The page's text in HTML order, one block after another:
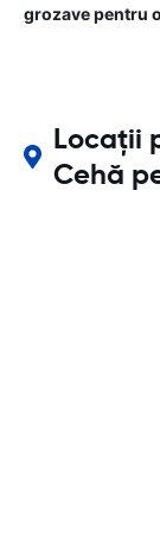
grozave pentru
Locații
Cehă